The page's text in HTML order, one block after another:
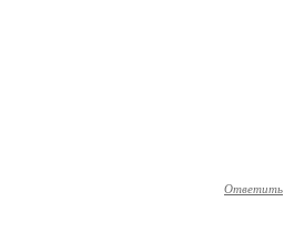
Ответить